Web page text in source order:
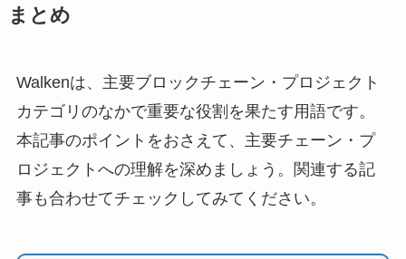
まとめ
Walkenは、主要ブロックチェーン・プロジェクト
カテゴリのなかで重要な役割を果たす用語です。
本記事のポイントをおさえて、主要チェーン・プ
ロジェクトへの理解を深めましょう。関連する記
事も合わせてチェックしてみてください。